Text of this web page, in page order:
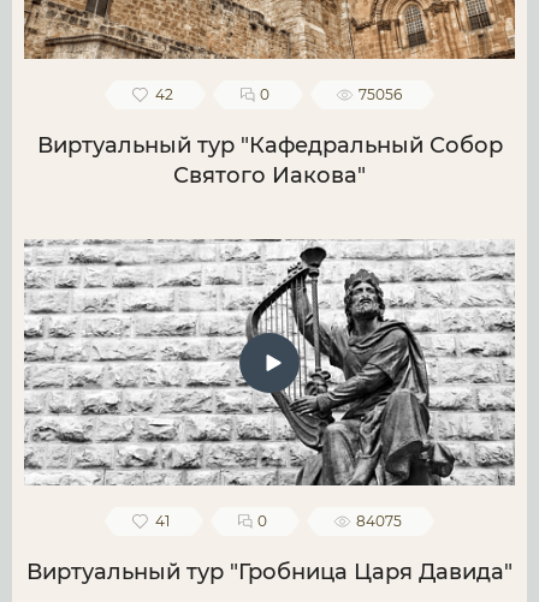
42 0 75056
Виртуальный тур "Кафедральный Собор
Святого Иакова"
41 0 84075
Виртуальный тур "Гробница Царя Давида"